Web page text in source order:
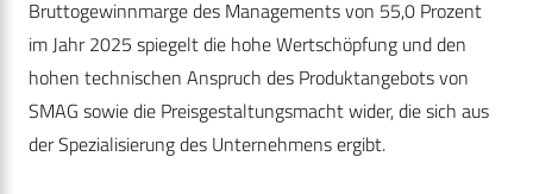
Bruttogewinnmarge des Managements von 55,0 Prozent
im Jahr 2025 spiegelt die hohe Wertschöpfung und den
hohen technischen Anspruch des Produktangebots von
SMAG sowie die Preisgestaltungsmacht wider, die sich aus
der Spezialisierung des Unternehmens ergibt.